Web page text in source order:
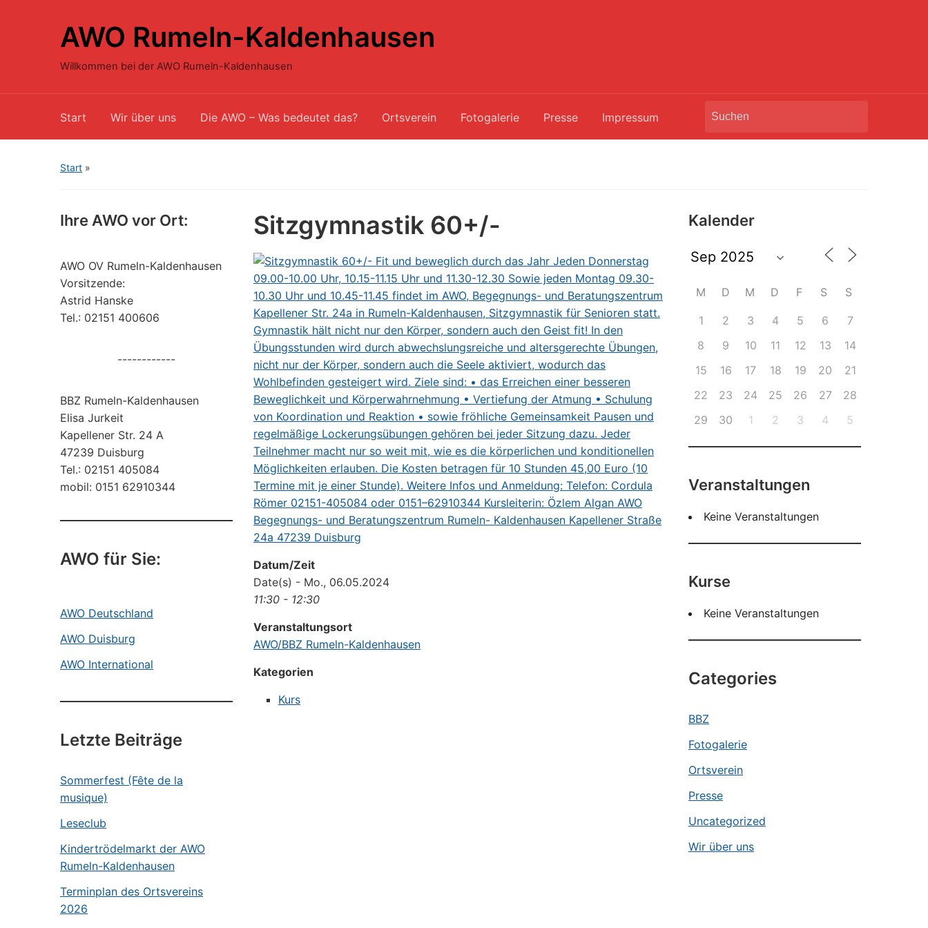
AWO Rumeln-Kaldenhausen
Willkommen bei der AWO Rumeln-Kaldenhausen
Start Wir über uns Die AWO – Was bedeutet das? Ortsverein Fotogalerie Presse Impressum
Search
Start »
Ihre AWO vor Ort:
AWO OV Rumeln-Kaldenhausen
Vorsitzende:
Astrid Hanske
Tel.: 02151 400606
------------
BBZ Rumeln-Kaldenhausen
Elisa Jurkeit
Kapellener Str. 24 A
47239 Duisburg
Tel.: 02151 405084
mobil: 0151 62910344
AWO für Sie:
AWO Deutschland
AWO Duisburg
AWO International
Letzte Beiträge
Sommerfest (Fête de la
musique)
Leseclub
Kindertrödelmarkt der AWO
Rumeln-Kaldenhausen
Terminplan des Ortsvereins
2026
Sitzgymnastik 60+/-
Datum/Zeit
Date(s) - Mo., 06.05.2024
11:30 - 12:30
Veranstaltungsort
AWO/BBZ Rumeln-Kaldenhausen
Kategorien
Kurs
Kalender
M D M D F S S
1 2 3 4 5 6
7
8
9 10 11 12 13
14
15
16 17 18 19 20
21
22
23 24 25 26 27
28
29
30 1 2 3 4 5
Veranstaltungen
Keine Veranstaltungen
Kurse
Keine Veranstaltungen
Categories
BBZ
Fotogalerie
Ortsverein
Presse
Uncategorized
Wir über uns